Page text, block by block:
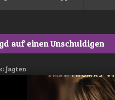
auf einen Unschuldigen
Jagten